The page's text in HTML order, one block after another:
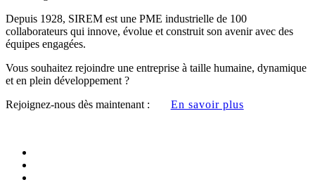
Depuis 1928, SIREM est une PME industrielle de 100
collaborateurs qui innove, évolue et construit son avenir avec des
équipes engagées.
Vous souhaitez rejoindre une entreprise à taille humaine, dynamique
et en plein développement ?
Rejoignez-nous dès maintenant :
En savoir plus